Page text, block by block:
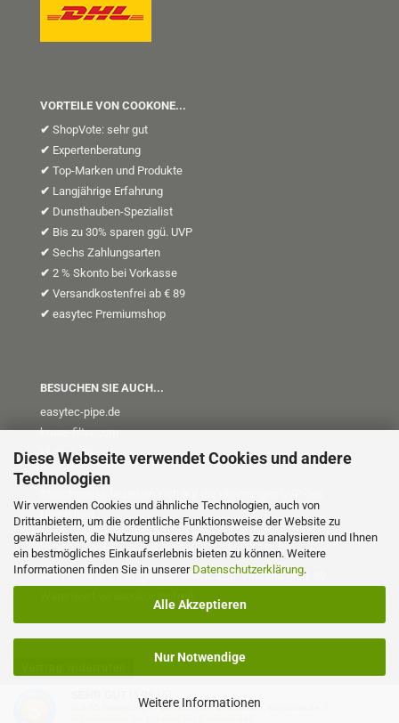
Diese Webseite verwendet Cookies und andere
Technologien
Wir verwenden Cookies und ähnliche Technologien, auch von
Drittanbietern, um die ordentliche Funktionsweise der Website zu
gewährleisten, die Nutzung unseres Angebotes zu analysieren und Ihnen
ein bestmögliches Einkaufserlebnis bieten zu können. Weitere
Informationen finden Sie in unserer Datenschutzerklärung.
Alle Akzeptieren
Nur Notwendige
Weitere Informationen
VORTEILE VON COOKONE...
✔ ShopVote: sehr gut
✔ Expertenberatung
✔ Top-Marken und Produkte
✔ Langjährige Erfahrung
✔ Dunsthauben-Spezialist
✔ Bis zu 30% sparen ggü. UVP
✔ Sechs Zahlungsarten
✔ 2 % Skonto bei Vorkasse
✔ Versandkostenfrei ab € 89
✔ easytec Premiumshop
BESUCHEN SIE AUCH...
easytec-pipe.de
kruse-filter.com
kt-plus .de
Herstellers
(UVP = Unverb. Preisempfehlung)
Alle Preise in € inkl. gesetzl. MwSt. zzgl. Versand (ab € 89
Warenwert versandkostenfrei)
(4.98 / 5)
Bewertungen bei: ebay.de, amazon.de, shopvote.de ⓘ